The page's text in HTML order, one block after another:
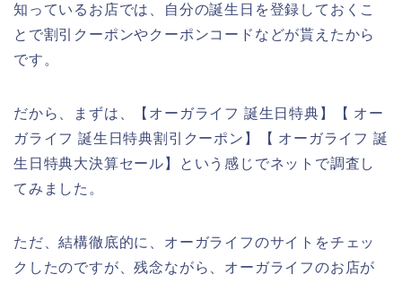
知っているお店では、自分の誕生日を登録しておくこ
とで割引クーポンやクーポンコードなどが貰えたから
です。
だから、まずは、【オーガライフ 誕生日特典】【 オー
ガライフ 誕生日特典割引クーポン】【 オーガライフ 誕
生日特典大決算セール】という感じでネットで調査し
てみました。
ただ、結構徹底的に、オーガライフのサイトをチェッ
クしたのですが、残念ながら、オーガライフのお店が